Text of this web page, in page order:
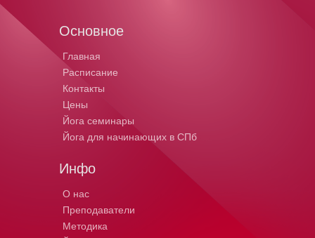
Основное
Главная
Расписание
Контакты
Цены
Йога семинары
Йога для начинающих в СПб
Инфо
О нас
Преподаватели
Методика